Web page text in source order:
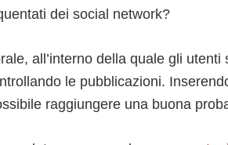
dei social network?
all’interno della quale gli
le pubblicazioni.
raggiungere una buona